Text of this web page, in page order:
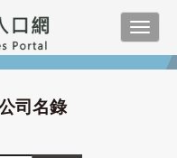
司名錄